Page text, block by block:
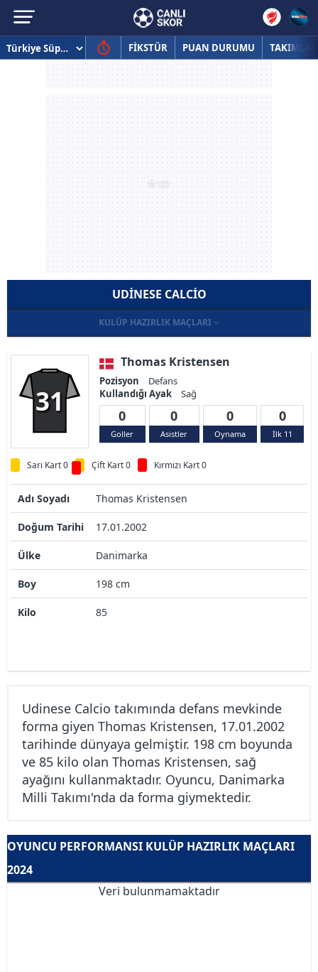
FİKSTÜR PUAN DURUMU TAKIMLAR
UDINESE CALCIO
KULÜP HAZIRLIK MAÇLARI
31
Thomas Kristensen
Pozisyon
Defans
Kullandığı Ayak
Sağ
0
Goller
0
Asistler
0
Oynama
0
İlk 11
Sarı Kart 0 Çift Kart 0 Kırmızı Kart 0
Adı Soyadı Thomas Kristensen
Doğum Tarihi 17.01.2002
Ülke Danimarka
Boy 198 cm
Kilo 85
Udinese Calcio takımında defans mevkinde
forma giyen Thomas Kristensen, 17.01.2002
tarihinde dünyaya gelmiştir. 198 cm boyunda
ve 85 kilo olan Thomas Kristensen, sağ
ayağını kullanmaktadır. Oyuncu, Danimarka
Milli Takımı'nda da forma giymektedir.
OYUNCU PERFORMANSI KULÜP HAZIRLIK MAÇLARI
2024
Veri bulunmamaktadır